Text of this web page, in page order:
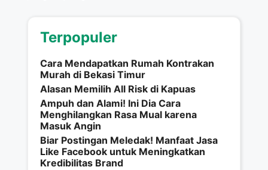
Terpopuler
Cara Mendapatkan Rumah Kontrakan
Murah di Bekasi Timur
Alasan Memilih All Risk di Kapuas
Ampuh dan Alami! Ini Dia Cara
Menghilangkan Rasa Mual karena
Masuk Angin
Biar Postingan Meledak! Manfaat Jasa
Like Facebook untuk Meningkatkan
Kredibilitas Brand